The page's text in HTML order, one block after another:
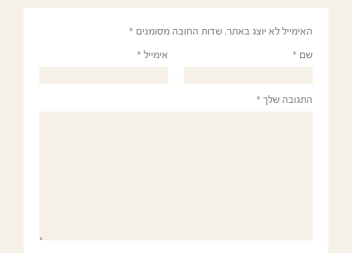
האימייל לא יוצג באתר. שדות החובה מסומנים *
שם * אימייל *
התגובה שלך *